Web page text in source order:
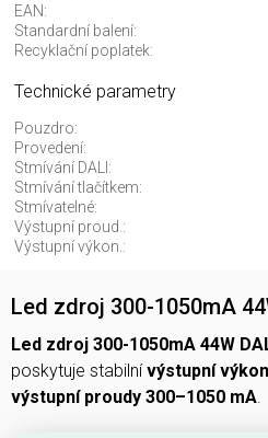
EAN:
Standardní balení:
Recyklační poplatek:
Technické parametry
Pouzdro:
Provedení:
Stmívání DALI:
Stmívání tlačítkem:
Stmívatelné:
Výstupní proud.:
Výstupní výkon.:
Led zdroj 300-1050mA
Led zdroj 300-1050mA 44W
poskytuje stabilnívýstupní
výstupní proudy 300–1050 mA.